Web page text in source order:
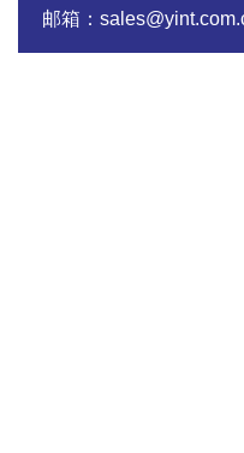
邮箱：